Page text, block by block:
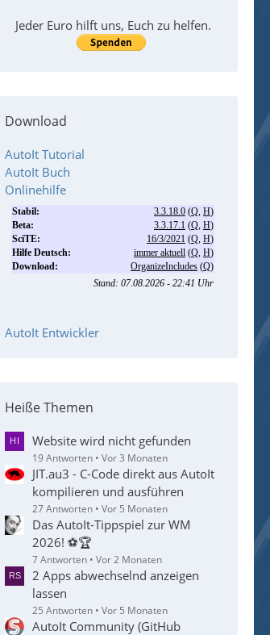
Jeder Euro hilft uns, Euch zu helfen.
Download
AutoIt Tutorial
AutoIt Buch
Onlinehilfe
AutoIt Entwickler
Heiße Themen
Website wird nicht gefunden
19 Antworten Vor 3 Monaten
JIT.au3 - C-Code direkt aus AutoIt
kompilieren und ausführen
27 Antworten Vor 5 Monaten
Das AutoIt-Tippspiel zur WM
2026! ⚽🏆
7 Antworten Vor 2 Monaten
2 Apps abwechselnd anzeigen
lassen
25 Antworten Vor 5 Monaten
AutoIt Community (GitHub